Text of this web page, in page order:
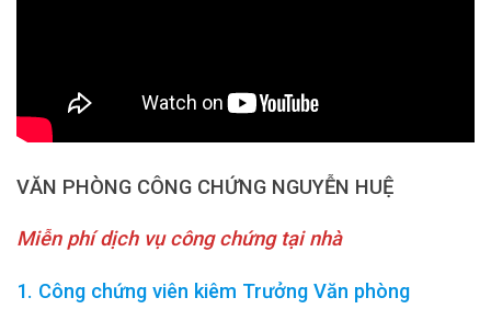
VĂN PHÒNG CÔNG CHỨNG NGUYỄN HUỆ
Miễn phí dịch vụ công chứng tại nhà
1. Công chứng viên kiêm Trưởng Văn phòng